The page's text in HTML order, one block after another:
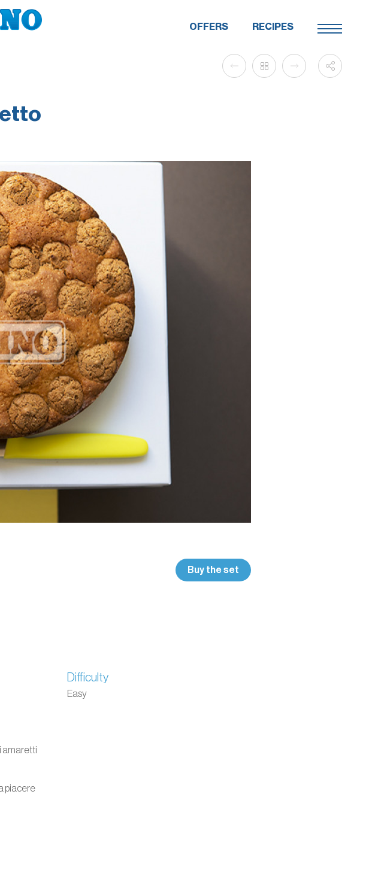
OFFERS RECIPES
Buy the set
Difficulty
Easy
amaretti
piacere